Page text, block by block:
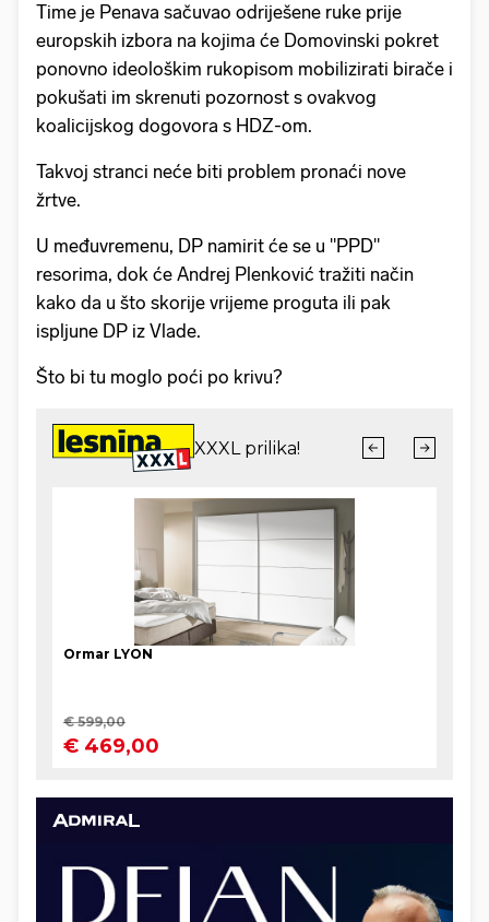
Time je Penava sačuvao odriješene ruke prije
europskih izbora na kojima će Domovinski pokret
ponovno ideološkim rukopisom mobilizirati birače i
pokušati im skrenuti pozornost s ovakvog
koalicijskog dogovora s HDZ-om.
Takvoj stranci neće biti problem pronaći nove
žrtve.
U međuvremenu, DP namirit će se u "PPD"
resorima, dok će Andrej Plenković tražiti način
kako da u što skorije vrijeme proguta ili pak
ispljune DP iz Vlade.
Što bi tu moglo poći po krivu?